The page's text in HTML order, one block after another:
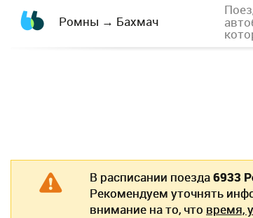
Ромны → Бахмач
В расписании поезда6933
Рекомендуем уточнять
внимание на то, что время,